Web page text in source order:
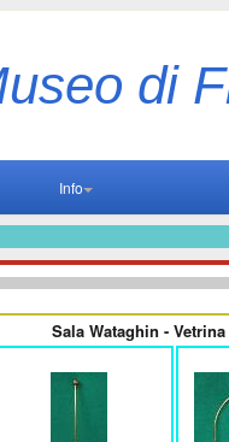
di
Info
Sala Wataghin -